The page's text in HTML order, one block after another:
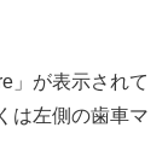
」が表示されて
は左側の歯車マ